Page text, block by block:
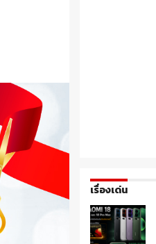
เรื่องเด่น